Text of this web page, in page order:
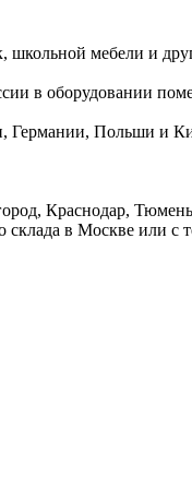
мебели и
в оборудовании
Германии, Польши и
Краснодар,
в Москве или с